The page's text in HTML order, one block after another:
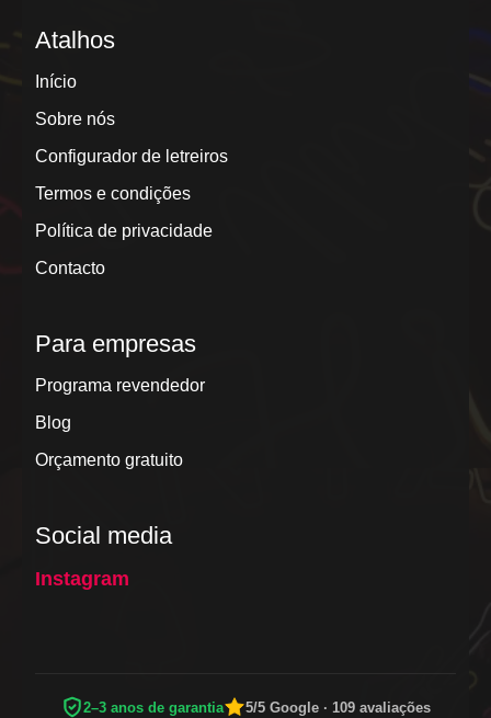
Atalhos
Início
Sobre nós
Configurador de letreiros
Termos e condições
Política de privacidade
Contacto
Para empresas
Programa revendedor
Blog
Orçamento gratuito
Social media
Instagram
2–3 anos de garantia 5/5 Google · 109 avaliações